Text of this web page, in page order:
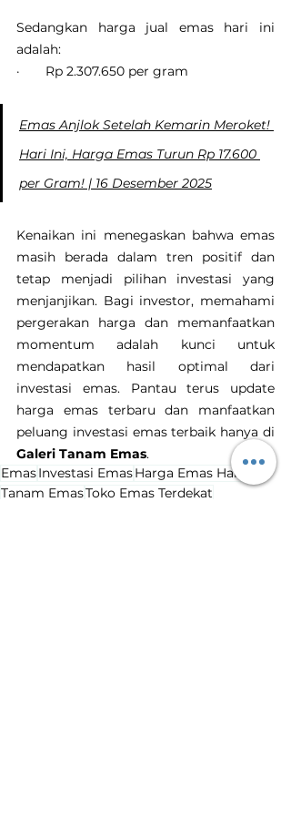
Sedangkan harga jual emas hari ini
adalah:
·       Rp 2.307.650 per gram
Emas Anjlok Setelah Kemarin Meroket!
Hari Ini, Harga Emas Turun Rp 17.600
per Gram! | 16 Desember 2025
Kenaikan ini menegaskan bahwa emas
masih berada dalam tren positif dan
tetap menjadi pilihan investasi yang
menjanjikan. Bagi investor, memahami
pergerakan harga dan memanfaatkan
momentum adalah kunci untuk
mendapatkan hasil optimal dari
investasi emas. Pantau terus update
harga emas terbaru dan manfaatkan
Galeri Tanam Emas.
EmasInvestasi EmasHarga Emas Hari Ini
Tanam EmasToko Emas Terdekat